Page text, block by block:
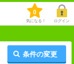
0
気になる！ ログイン
条件の変更